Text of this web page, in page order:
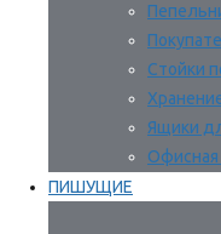
Стойки
Ящики
ПИШУЩИЕ